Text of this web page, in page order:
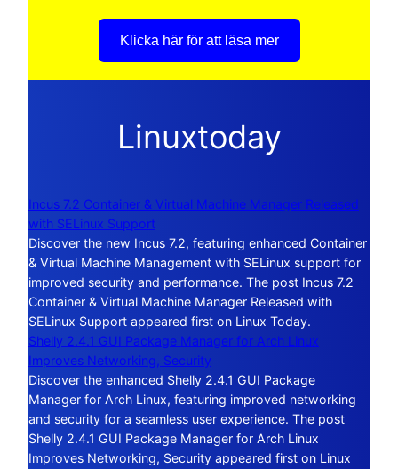
Klicka här för att läsa mer
Linuxtoday
Incus 7.2 Container & Virtual Machine Manager Released
with SELinux Support
Discover the new Incus 7.2, featuring enhanced Container
& Virtual Machine Management with SELinux support for
improved security and performance. The post Incus 7.2
Container & Virtual Machine Manager Released with
SELinux Support appeared first on Linux Today.
Shelly 2.4.1 GUI Package Manager for Arch Linux
Improves Networking, Security
Discover the enhanced Shelly 2.4.1 GUI Package
Manager for Arch Linux, featuring improved networking
and security for a seamless user experience. The post
Shelly 2.4.1 GUI Package Manager for Arch Linux
Improves Networking, Security appeared first on Linux